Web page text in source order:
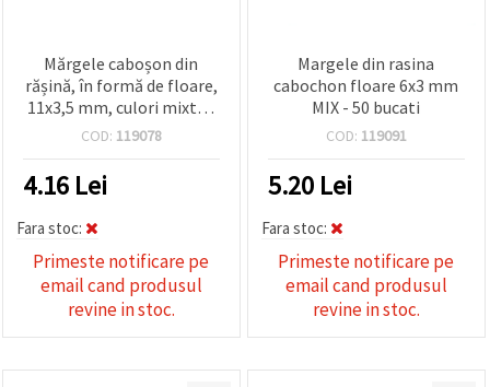
Mărgele caboșon din
rășină, în formă de floare,
11x3,5 mm, culori mixte -
20 bucăți
COD: 119078
4.16 Lei
Fara stoc:
Primeste notificare pe
email cand produsul
revine in stoc.
Margele din rasina
cabochon floare 6x3 mm
MIX - 50 bucati
COD: 119091
5.20 Lei
Fara stoc:
Primeste notificare pe
email cand produsul
revine in stoc.